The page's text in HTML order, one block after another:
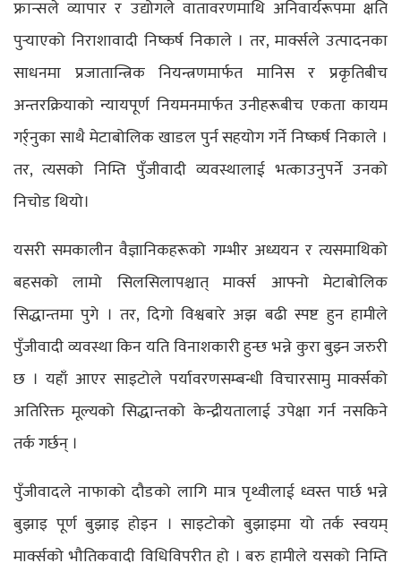
फ्रान्सले व्यापार र उद्योगले वातावरणमाथि अनिवार्यरूपमा क्षति
पुर्‍याएको निराशावादी निष्कर्ष निकाले । तर, मार्क्सले उत्पादनका
साधनमा प्रजातान्त्रिक नियन्त्रणमार्फत मानिस र प्रकृतिबीच
अन्तरक्रियाको न्यायपूर्ण नियमनमार्फत उनीहरूबीच एकता कायम
गर्र्नुका साथै मेटाबोलिक खाडल पुर्न सहयोग गर्ने निष्कर्ष निकाले ।
तर, त्यसको निम्ति पुँजीवादी व्यवस्थालाई भत्काउनुपर्ने उनको
निचोड थियो।
यसरी समकालीन वैज्ञानिकहरूको गम्भीर अध्ययन र त्यसमाथिको
बहसको लामो सिलसिलापश्चात् मार्क्स आफ्नो मेटाबोलिक
सिद्धान्तमा पुगे । तर, दिगो विश्वबारे अझ बढी स्पष्ट हुन हामीले
पुँजीवादी व्यवस्था किन यति विनाशकारी हुन्छ भन्ने कुरा बुझ्न जरुरी
छ । यहाँ आएर साइटोले पर्यावरणसम्बन्धी विचारसामु मार्क्सको
अतिरिक्त मूल्यको सिद्धान्तको केन्द्रीयतालाई उपेक्षा गर्न नसकिने
तर्क गर्छन् ।
पुँजीवादले नाफाको दौडको लागि मात्र पृथ्वीलाई ध्वस्त पार्छ भन्ने
बुझाइ पूर्ण बुझाइ होइन । साइटोको बुझाइमा यो तर्क स्वयम्
मार्क्सको भौतिकवादी विधिविपरीत हो । बरु हामीले यसको निम्ति